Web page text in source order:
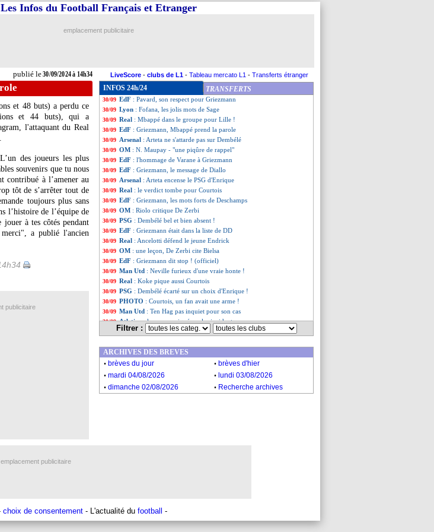
publié le30/09/2024 à 14h34
Les Infos du Football Français et Etranger
emplacement publicitaire
LiveScore - clubs de L1 - Tableau mercato L1 - Transferts étranger
et 48 buts) a perdu ce
et 44 buts), qui a
l'attaquant du Real
des joueurs les plus
souvenirs que tu nous
contribué à l’amener au
tôt de s’arrêter tout de
toujours plus sans
l’histoire de l’équipe de
à tes côtés pendant
merci", a publié l'ancien
INFOS 24h/24 TRANSFERTS
30/09 Lens: Still encense Khusanov
30/09 EdF: Giresse regrette déjà Griezmann
30/09 Real: les regrets d'Ancelotti
30/09 PSG: Enrique, l'admiration d'Arteta
30/09 EdF : Pavard, son respect pour Griezmann
30/09 Lyon : Fofana, les jolis mots de Sage
30/09 Real : Mbappé dans le groupe pour Lille !
30/09 EdF : Griezmann, Mbappé prend la parole
30/09 Arsenal : Arteta ne s'attarde pas sur Dembélé
30/09 OM : N. Maupay - "une piqûre de rappel"
30/09 EdF : l'hommage de Varane à Griezmann
30/09 EdF : Griezmann, le message de Diallo
30/09 Arsenal : Arteta encense le PSG d'Enrique
30/09 Real : le verdict tombe pour Courtois
30/09 EdF : Griezmann, les mots forts de Deschamps
30/09 OM : Riolo critique De Zerbi
30/09 PSG : Dembélé bel et bien absent !
30/09 EdF : Griezmann était dans la liste de DD
30/09 Real : Ancelotti défend le jeune Endrick
30/09 OM : une leçon, De Zerbi cite Bielsa
30/09 EdF : Griezmann dit stop ! (officiel)
30/09 Man Utd : Neville furieux d'une vraie honte !
30/09 Real : Koke pique aussi Courtois
30/09 PSG : Dembélé écarté sur un choix d'Enrique !
30/09 PHOTO : Courtois, un fan avait une arme !
30/09 Man Utd : Ten Hag pas inquiet pour son cas
30/09 Atletico: le communiqué sur les incidents
VIDEO : Szczesny en route pour Barcelone
30/09 Atletico : Simeone veut sanctionner Courtois
30/09 OM: De Zerbi juge la première de Rabiot
Liste des brèves du dim. 29 septembre 2024
Filtrer :
publicitaire
ARCHIVES DES BREVES
. brèves du jour . brèves d'hier
. mardi 04/08/2026 . lundi 03/08/2026
. dimanche 02/08/2026 . Recherche archives
emplacement publicitaire
choix de consentement - L'actualité du football -